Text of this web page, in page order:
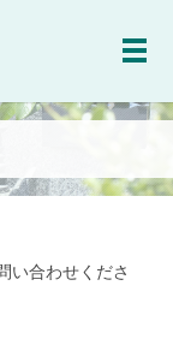
メ
い合わせくださ